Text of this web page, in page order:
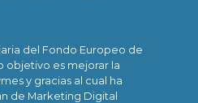
del Fondo Europeo de
objetivo es mejorar la
y gracias al cual ha
de Marketing Digital